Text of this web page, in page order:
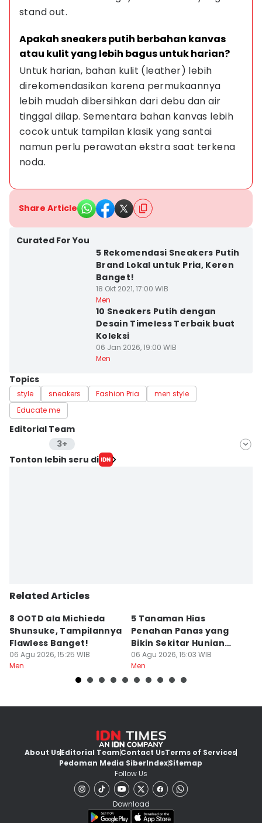
stand out.
Apakah sneakers putih berbahan kanvas
atau kulit yang lebih bagus untuk harian?
Untuk harian, bahan kulit (leather) lebih
direkomendasikan karena permukaannya
lebih mudah dibersihkan dari debu dan air
tinggal dilap. Sementara bahan kanvas lebih
cocok untuk tampilan klasik yang santai
namun perlu perawatan ekstra saat terkena
noda.
Share Article
Curated For You
5 Rekomendasi Sneakers Putih
Brand Lokal untuk Pria, Keren
Banget!
18 Okt 2021, 17:00 WIB
Men
10 Sneakers Putih dengan
Desain Timeless Terbaik buat
Koleksi
06 Jan 2026, 19:00 WIB
Men
Topics
style sneakers Fashion Pria
men style
Educate me
Editorial Team
3+
Editor
Tonton lebih seru di
Related Articles
8 OOTD ala Michieda
Shunsuke, Tampilannya
Flawless Banget!
06 Agu 2026, 15:25 WIB
Men
5 Tanaman Hias
Penahan Panas yang
Bikin Sekitar Hunian
Tampak Adem
06 Agu 2026, 15:03 WIB
Men
About UsEditorial TeamContact UsTerms of Services
Pedoman Media SiberIndexSitemap
Follow Us
Download